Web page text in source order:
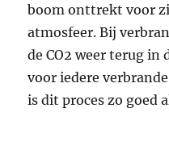
boom onttrekt voor
atmosfeer. Bij
de CO2 weer terug in
voor iedere
is dit proces zo goed